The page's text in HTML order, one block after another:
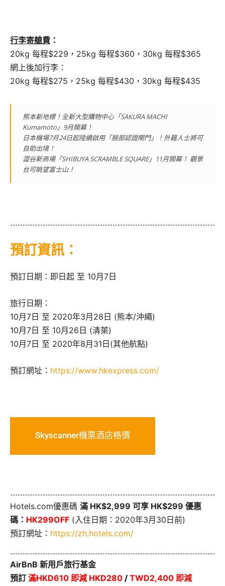
行李寄艙費 ：
20kg 每程$229，25kg 每程$360，30kg 每程$365
網上後加行李：
20kg 每程$275，25kg 每程$430，30kg 每程$435
熊本新地標！全新大型購物中心「SAKURA MACHI
Kumamoto」9月開幕！
日本機場7月24日起陸續啟用「臉部認證閘門」！外籍人士將可
自助出境！
澀谷新商場「SHIBUYA SCRAMBLE SQUARE」11月開幕！ 觀景
台可眺望富士山！
預訂資訊：
預訂日期：即日起 至 10月7日
旅行日期：
10月7日 至 2020年3月28日 (熊本/沖繩)
10月7日 至 10月26日 (清萊)
10月7日 至 2020年8月31日(其他航點)
預訂網址： https://www.hkexpress.com/
Skyscanner機票酒店格價
Hotels.com優惠碼 滿 HK$2,999 可享 HK$299 優惠
碼： HK299OFF (入住日期：2020年3月30日前)
預訂網址： https://zh.hotels.com/
AirBnB 新用戶旅行基金
預訂 滿HKD610 即減 HKD280 / TWD2,400 即減